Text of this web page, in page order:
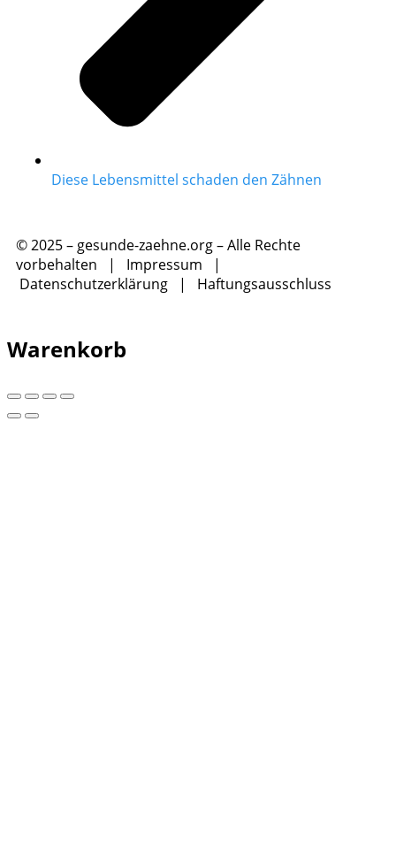
Diese Lebensmittel schaden den Zähnen
© 2025 – gesunde-zaehne.org – Alle Rechte
vorbehalten | Impressum |
Datenschutzerklärung | Haftungsausschluss
Warenkorb